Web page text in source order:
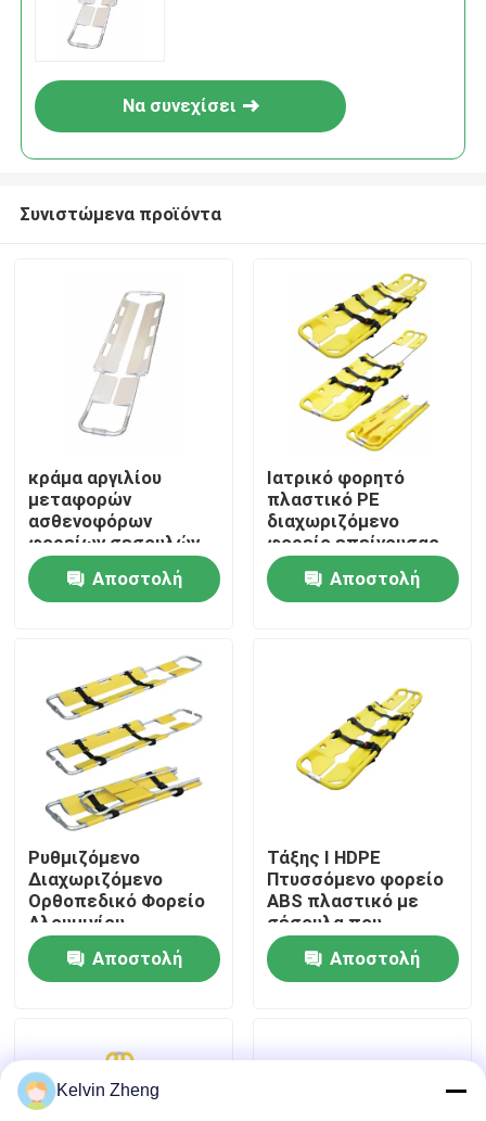
Σπίτι
Προϊόντα
Σχετικά με εμάς
Επισκέψεις στο εργοστάσιο
Έλεγχος ποιότητας
Επικοινωνήστε μαζί μας
Ειδήσεις
Ζητήστε μια προσφορά
Να συνεχίσει
Συνιστώμενα προϊόντα
κράμα αργιλίου
μεταφορών
ασθενοφόρων
φορείων σεσουλών
2100mm ιατρικό
Αποστολή
Ιατρικό φορητό
πλαστικό PE
διαχωριζόμενο
φορείο επείγουσας
ανάγκης ασθενών
Αποστολή
Ρυθμιζόμενο
Διαχωριζόμενο
Ορθοπεδικό Φορείο
Αλουμινίου
Αποστολή
Τάξης Ι HDPE
Πτυσσόμενο φορείο
ABS πλαστικό με
σέσουλα που
χρησιμοποιείται με
ακτίνες ΧΑποστολή
Kelvin Zheng